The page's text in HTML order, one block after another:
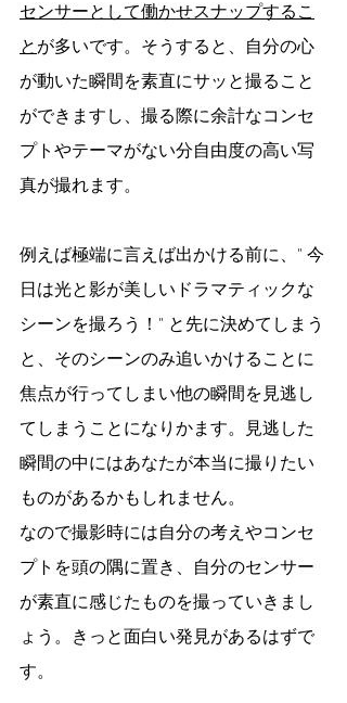
センサーとして働かせスナップするこ
とが多いです。そうすると、自分の心
が動いた瞬間を素直にサッと撮ること
ができますし、撮る際に余計なコンセ
プトやテーマがない分自由度の高い写
真が撮れます。
例えば極端に言えば出かける前に、" 今
日は光と影が美しいドラマティックな
シーンを撮ろう！" と先に決めてしまう
と、そのシーンのみ追いかけることに
焦点が行ってしまい他の瞬間を見逃し
てしまうことになりかます。見逃した
瞬間の中にはあなたが本当に撮りたい
ものがあるかもしれません。
なので撮影時には自分の考えやコンセ
プトを頭の隅に置き、自分のセンサー
が素直に感じたものを撮っていきまし
ょう。きっと面白い発見があるはずで
す。